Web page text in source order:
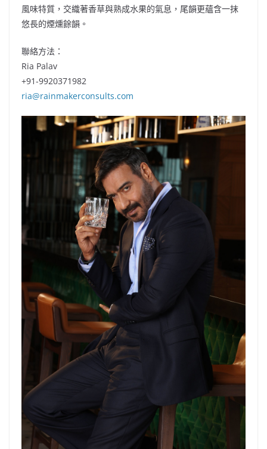
風味特質，交織著香草與熟成水果的氣息，尾韻更蘊含一抹
悠長的煙燻餘韻。
聯絡方法：
Ria Palav
+91-9920371982
ria@rainmakerconsults.com